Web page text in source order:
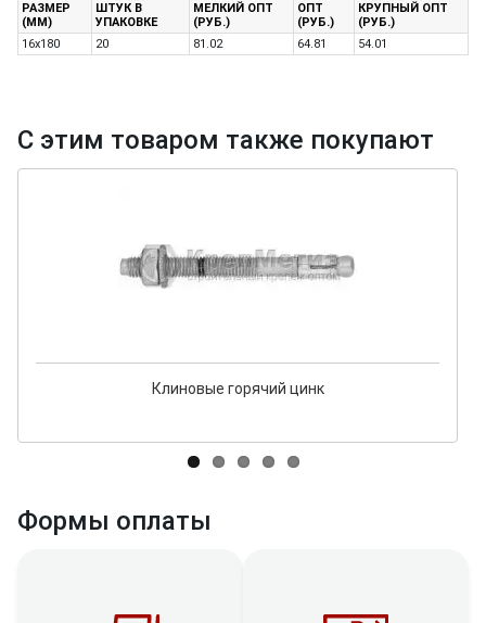
РАЗМЕР
(ММ)
ШТУК В
УПАКОВКЕ
МЕЛКИЙ ОПТ
(РУБ.)
ОПТ
(РУБ.)
КРУПНЫЙ ОПТ
(РУБ.)
16x180
20 81.02 64.81 54.01
С этим товаром также покупают
Клиновые горячий цинк
Формы оплаты